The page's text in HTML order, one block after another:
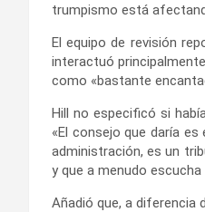
trumpismo está
El equipo de revisión
interactuó
como «bastante
Hill no especificó si
«El consejo que daría
administración, es un
y que a menudo
Añadió que, a diferencia